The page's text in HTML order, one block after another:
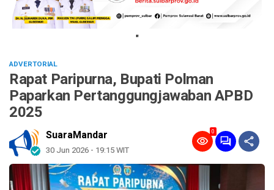
"
ADVERTORIAL
Rapat Paripurna, Bupati Polman
Paparkan Pertanggungjawaban APBD
2025
SuaraMandar
30 Jun 2026 - 19:15 WIT
0